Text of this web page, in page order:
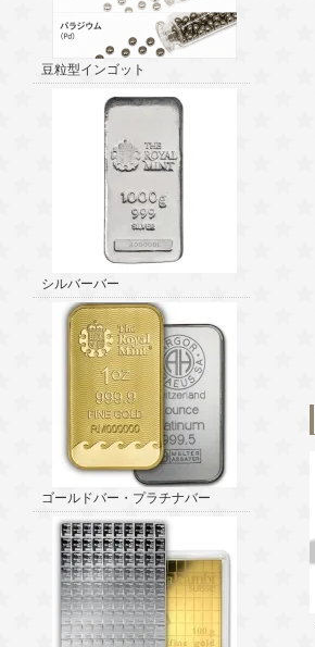
豆粒型インゴット
シルバーバー
ゴールドバー・プラチナバー